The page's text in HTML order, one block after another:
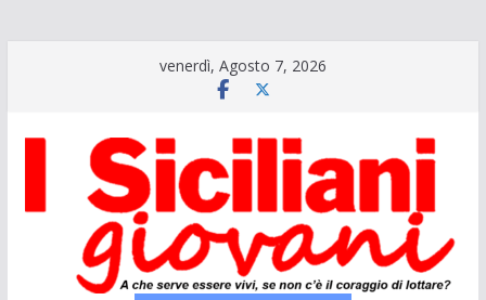
venerdì, Agosto 7, 2026